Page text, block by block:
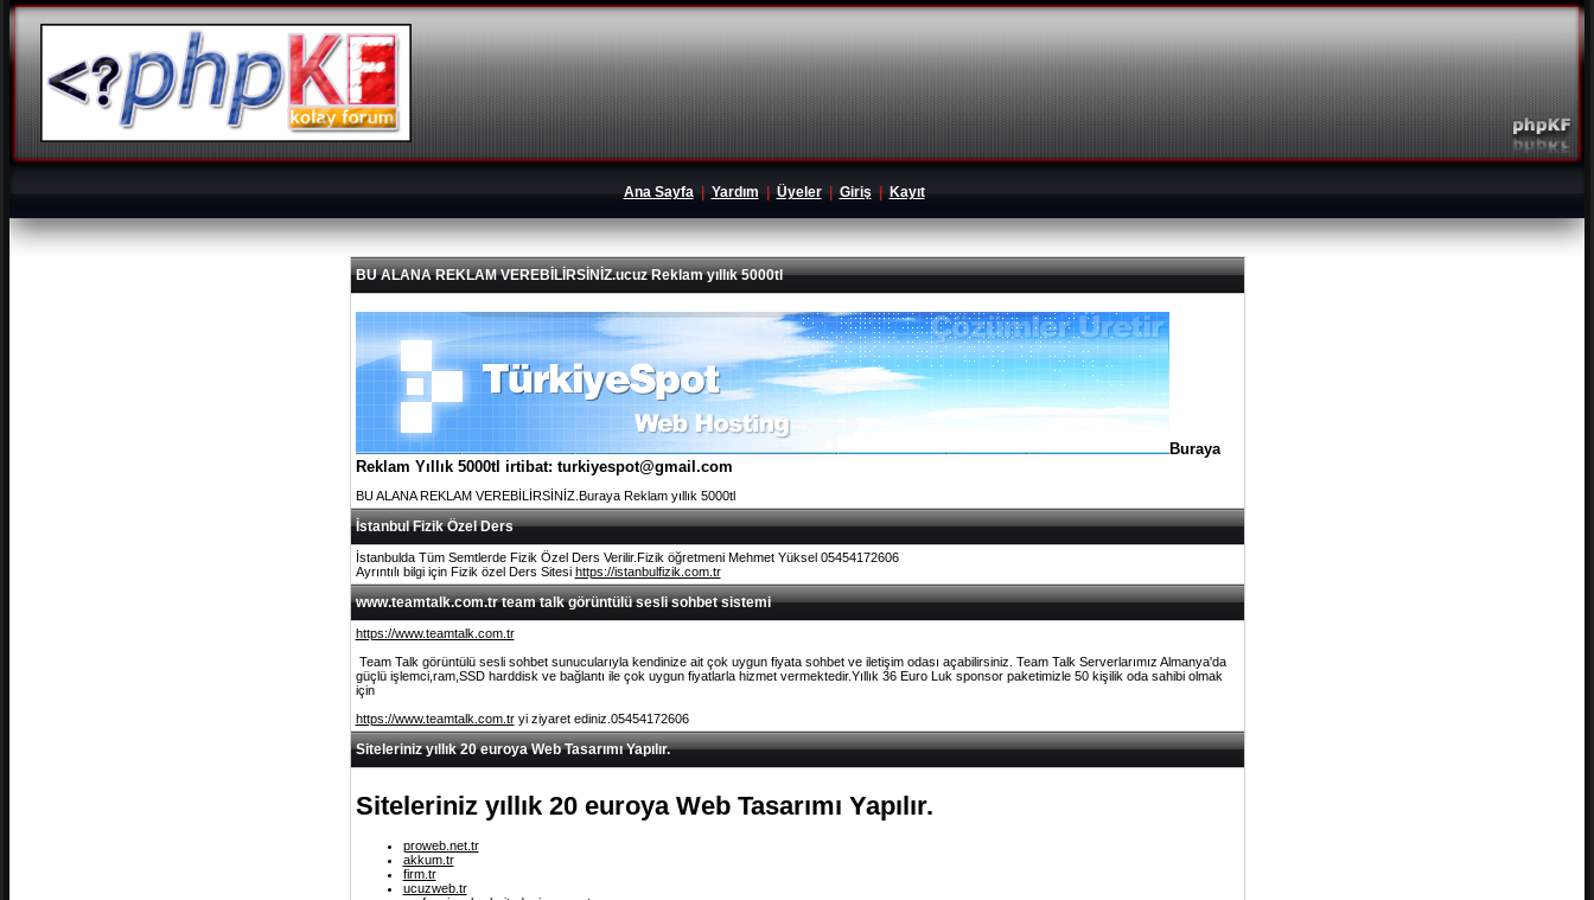
Ana Sayfa| Yardım Üyeler| Giriş| Kayıt
BU ALANA REKLAM VEREBİLİRSİNİZ.ucuz Reklam yıllık 5000tl
Buraya
Reklam Yıllık 5000tl irtibat: turkiyespot@gmail.com
BU ALANA REKLAM VEREBİLİRSİNİZ.Buraya Reklam yıllık 5000tl
İstanbul Fizik Özel Ders
İstanbulda Tüm Semtlerde Fizik Özel Ders Verilir.Fizik öğretmeni Mehmet Yüksel 05454172606
Ayrıntılı bilgi için Fizik özel Ders Sitesi https://istanbulfizik.com.tr
www.teamtalk.com.tr team talk görüntülü sesli sohbet sistemi
https://www.teamtalk.com.tr
Team Talk görüntülü sesli sohbet sunucularıyla kendinize ait çok uygun fiyata sohbet ve iletişim odası açabilirsiniz. Team Talk Serverlarımız Almanya'da
güçlü işlemci,ram,SSD harddisk ve bağlantı ile çok uygun fiyatlarla hizmet vermektedir.Yıllık 36 Euro Luk sponsor paketimizle 50 kişilik oda sahibi olmak
için
https://www.teamtalk.com.tryi ziyaret ediniz.05454172606
Siteleriniz yıllık 20 euroya Web Tasarımı Yapılır.
Siteleriniz yıllık 20 euroya Web Tasarımı Yapılır.
proweb.net.tr
akkum.tr
firm.tr
ucuzweb.tr